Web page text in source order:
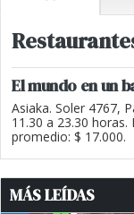
El mundo en un
Asiaka. Soler 4767,
11.30 a 23.30
promedio: $ 17.000.
MÁS LEÍDAS